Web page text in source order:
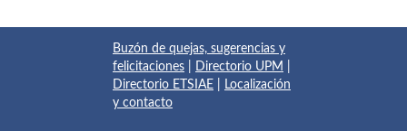
Buzón de quejas, sugerencias y
felicitaciones
Directorio UPM
Directorio ETSIAE
Localización
y contacto